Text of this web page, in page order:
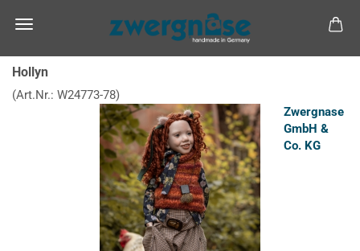
Hollyn
(Art.Nr.: W24773-78)
Zwergnase
GmbH &
Co. KG